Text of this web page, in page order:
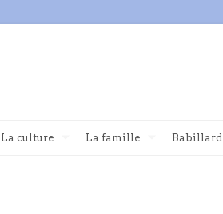
La culture La famille Babillard